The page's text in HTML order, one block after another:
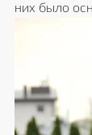
них было